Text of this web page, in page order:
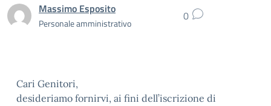
Massimo Esposito
Personale amministrativo 0
Cari Genitori,
desideriamo fornirvi, ai fini dell’iscrizione di